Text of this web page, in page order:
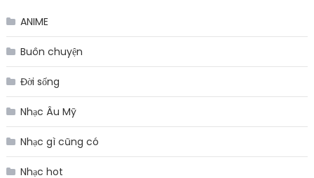
ANIME
Buôn chuyện
Đời sống
Nhạc Âu Mỹ
Nhạc gì cũng có
Nhạc hot